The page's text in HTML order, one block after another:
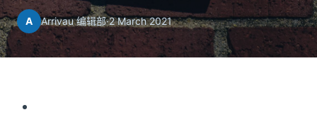
A Arrivau 编辑部·2 March 2021